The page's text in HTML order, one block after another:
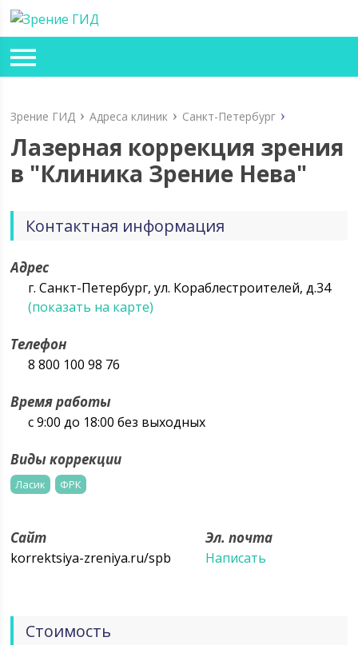
Зрение ГИД Адреса клиник Санкт-Петербург
Лазерная коррекция зрения
в "Клиника Зрение Нева"
Контактная информация
Адрес
г. Санкт-Петербург, ул. Кораблестроителей, д.34
(показать на карте)
Телефон
8 800 100 98 76
Время работы
с 9:00 до 18:00 без выходных
Виды коррекции
Ласик ФРК
Сайт
korrektsiya-zreniya.ru/spb
Эл. почта
Написать
Стоимость